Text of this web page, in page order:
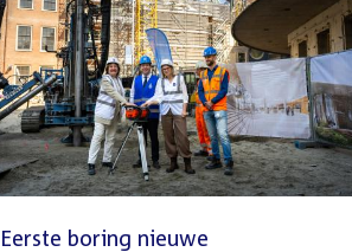
Eerste boring nieuwe